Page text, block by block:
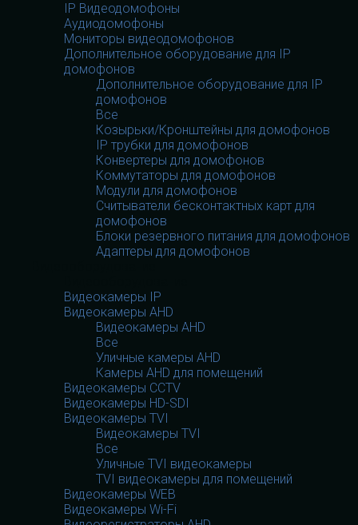
IP Видеодомофоны
Аудиодомофоны
Мониторы видеодомофонов
Дополнительное оборудование для IP
домофонов
Дополнительное оборудование для IP
домофонов
Все
Козырьки/Кронштейны для домофонов
IP трубки для домофонов
Конвертеры для домофонов
Коммутаторы для домофонов
Модули для домофонов
Считыватели бесконтактных карт для
домофонов
Блоки резервного питания для домофонов
Адаптеры для домофонов
Видеокамеры IP
Видеокамеры AHD
Видеокамеры AHD
Все
Уличные камеры AHD
Камеры AHD для помещений
Видеокамеры CCTV
Видеокамеры HD-SDI
Видеокамеры TVI
Видеокамеры TVI
Все
Уличные TVI видеокамеры
TVI видеокамеры для помещений
Видеокамеры WEB
Видеокамеры Wi-Fi